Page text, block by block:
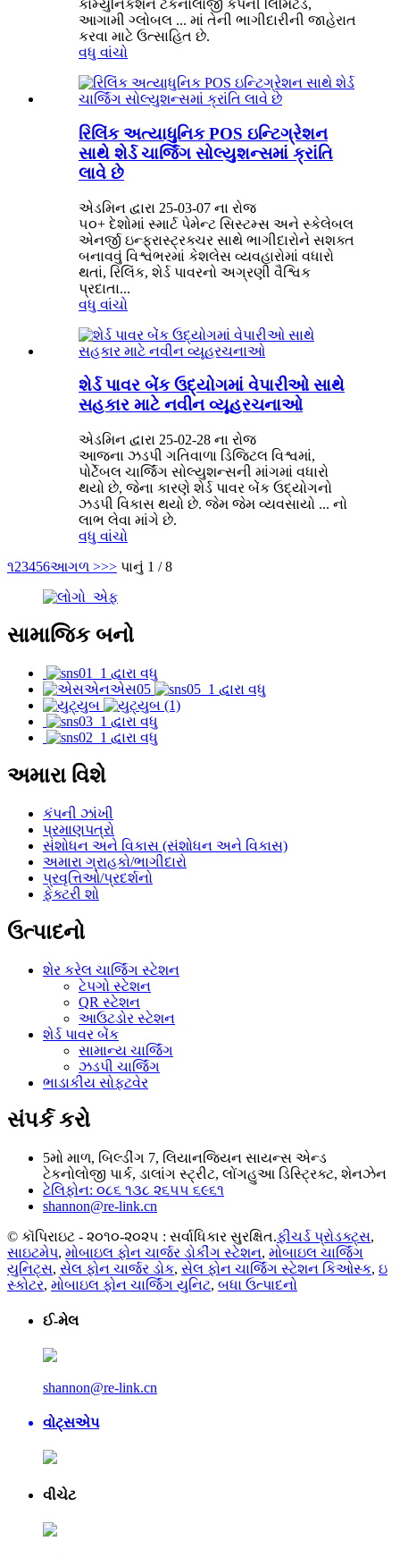
કોમ્યુનિકેશન ટેકનોલોજી કંપની લિમિટેડ,
આગામી ગ્લોબલ ... માં તેની ભાગીદારીની જાહેરાત
કરવા માટે ઉત્સાહિત છે.
વધુ વાંચો
રિલિંક અત્યાધુનિક POS ઇન્ટિગ્રેશન
સાથે શેર્ડ ચાર્જિંગ સોલ્યુશન્સમાં ક્રાંતિ
લાવે છે
એડમિન દ્વારા 25-03-07 ના રોજ
૫૦+ દેશોમાં સ્માર્ટ પેમેન્ટ સિસ્ટમ્સ અને સ્કેલેબલ
એનર્જી ઇન્ફ્રાસ્ટ્રક્ચર સાથે ભાગીદારોને સશક્ત
બનાવવું વિશ્વભરમાં કેશલેસ વ્યવહારોમાં વધારો
થતાં, રિલિંક, શેર્ડ પાવરનો અગ્રણી વૈશ્વિક
પ્રદાતા...
વધુ વાંચો
શેર્ડ પાવર બેંક ઉદ્યોગમાં વેપારીઓ સાથે
સહકાર માટે નવીન વ્યૂહરચનાઓ
એડમિન દ્વારા 25-02-28 ના રોજ
આજના ઝડપી ગતિવાળા ડિજિટલ વિશ્વમાં,
પોર્ટેબલ ચાર્જિંગ સોલ્યુશન્સની માંગમાં વધારો
થયો છે, જેના કારણે શેર્ડ પાવર બેંક ઉદ્યોગનો
ઝડપી વિકાસ થયો છે. જેમ જેમ વ્યવસાયો ... નો
લાભ લેવા માંગે છે.
વધુ વાંચો
૧23456આગળ >>> પાનું 1 / 8
સામાજિક બનો
અમારા વિશે
કંપની ઝાંખી
પ્રમાણપત્રો
સંશોધન અને વિકાસ (સંશોધન અને વિકાસ)
અમારા ગ્રાહકો/ભાગીદારો
પ્રવૃત્તિઓ/પ્રદર્શનો
ફેક્ટરી શો
ઉત્પાદનો
શેર કરેલ ચાર્જિંગ સ્ટેશન
ટેપગો સ્ટેશન
QR સ્ટેશન
આઉટડોર સ્ટેશન
શેર્ડ પાવર બેંક
સામાન્ય ચાર્જિંગ
ઝડપી ચાર્જિંગ
ભાડાકીય સોફ્ટવેર
સંપર્ક કરો
5મો માળ, બિલ્ડીંગ 7, લિયાનજિયન સાયન્સ એન્ડ
ટેકનોલોજી પાર્ક, ડાલાંગ સ્ટ્રીટ, લોંગહુઆ ડિસ્ટ્રિક્ટ, શેનઝેન
ટેલિફોન: ૦૮૬ ૧૩૮ ૨૬૫૫ ૬૯૬૧
shannon@re-link.cn
© કૉપિરાઇટ - ૨૦૧૦-૨૦૨૫ : સર્વાધિકાર સુરક્ષિત.ફીચર્ડ પ્રોડક્ટ્સ,
સાઇટમેપ, મોબાઇલ ફોન ચાર્જર ડોકીંગ સ્ટેશન, મોબાઇલ ચાર્જિંગ
યુનિટ્સ, સેલ ફોન ચાર્જર ડોક, સેલ ફોન ચાર્જિંગ સ્ટેશન કિઓસ્ક, ઇ
સ્કોટર, મોબાઇલ ફોન ચાર્જિંગ યુનિટ, બધા ઉત્પાદનો
ઈ-મેલ
shannon@re-link.cn
વોટ્સએપ
વીચેટ